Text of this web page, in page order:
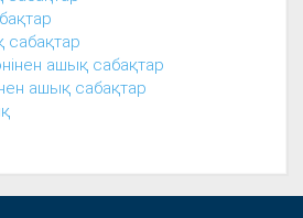
сабақтар
ашық сабақтар
ашық сабақтар